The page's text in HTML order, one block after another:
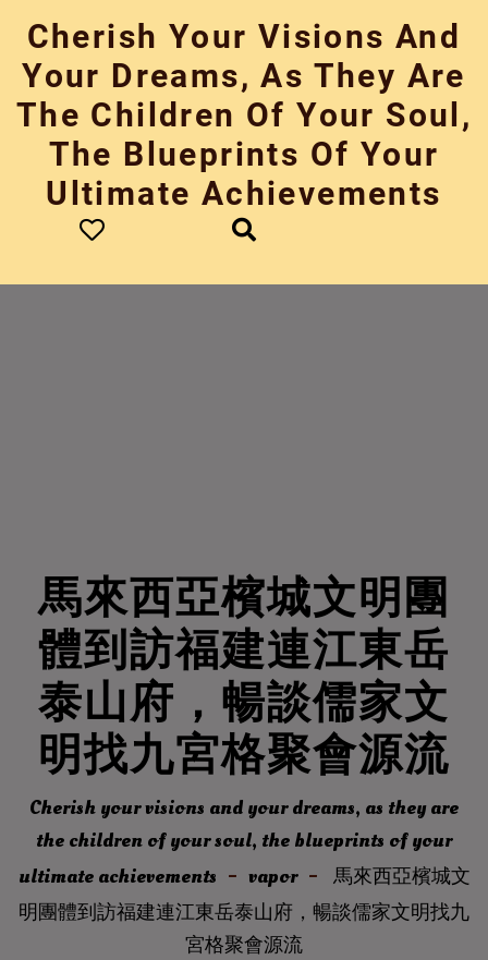
content
Cherish Your Visions And
Your Dreams, As They Are
The Children Of Your Soul,
The Blueprints Of Your
Ultimate Achievements
馬來西亞檳城文明團
體到訪福建連江東岳
泰山府，暢談儒家文
明找九宮格聚會源流
Cherish your visions and your dreams, as they are
the children of your soul, the blueprints of your
ultimate achievements
vapor
馬來西亞檳城文
明團體到訪福建連江東岳泰山府，暢談儒家文明找九
宮格聚會源流